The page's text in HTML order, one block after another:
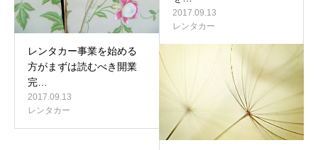
レンタカー事業を始める
方がまずは読むべき開業
完…
2017.09.13
レンタカー
2017.09.13
レンタカー